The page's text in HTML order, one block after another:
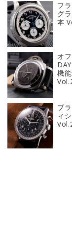
フ
グ
本
オ
機
ブ
ィ